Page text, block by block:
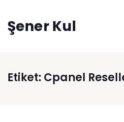
Şener Kul
Etiket: Cpanel